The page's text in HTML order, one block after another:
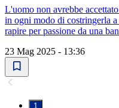
L'uomo non avrebbe
in ogni modo di costringerla
rapire per passione da una
23 Mag 2025 - 13:36
1